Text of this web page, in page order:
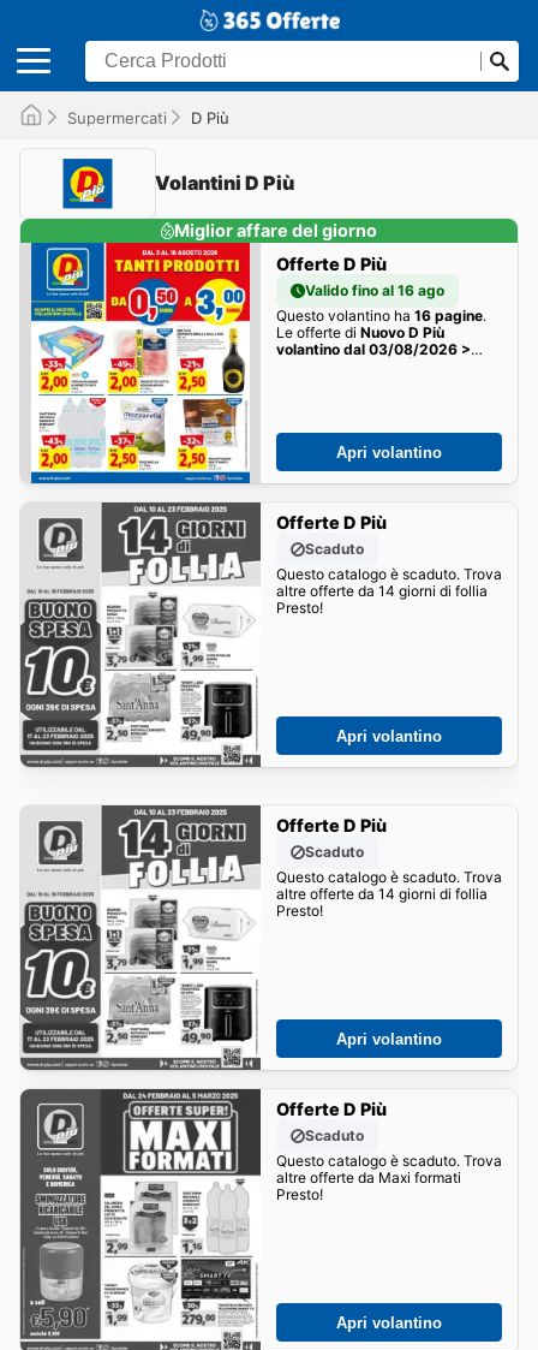
Supermercati D Più
Volantini D Più
Miglior affare del giorno
Offerte D Più
Valido fino al 16 ago
Questo volantino ha 16 pagine.
Le offerte di Nuovo D Più
volantino dal 03/08/2026 >
Apri volantino
Offerte D Più
Scaduto
Questo catalogo è scaduto. Trova
altre offerte da 14 giorni di follia
Presto!
Apri volantino
Offerte D Più
Scaduto
Questo catalogo è scaduto. Trova
altre offerte da 14 giorni di follia
Presto!
Apri volantino
Offerte D Più
Scaduto
Questo catalogo è scaduto. Trova
altre offerte da Maxi formati
Presto!
Apri volantino